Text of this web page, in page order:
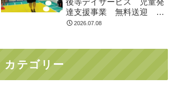
達支援事業 無料送迎
ADHD 自閉症 発達障が
2026.07.08
カテゴリー